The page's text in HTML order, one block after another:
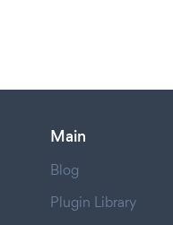
Main
Blog
Plugin Library